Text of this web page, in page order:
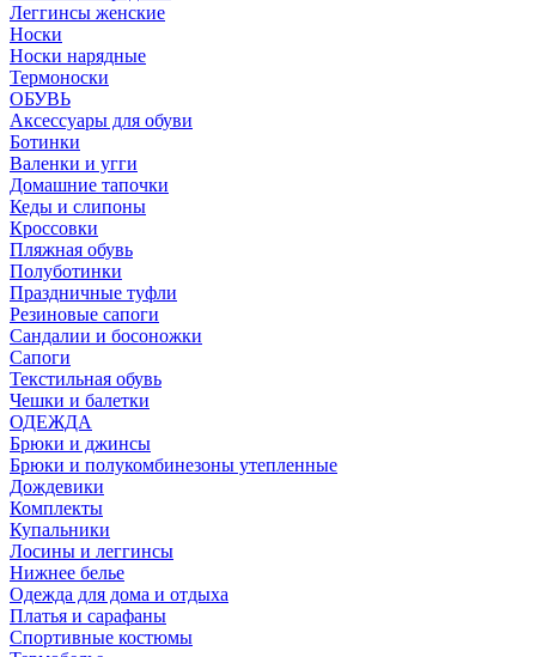
Леггинсы женские
Носки
Носки нарядные
Термоноски
ОБУВЬ
Аксессуары для обуви
Ботинки
Валенки и угги
Домашние тапочки
Кеды и слипоны
Кроссовки
Пляжная обувь
Полуботинки
Праздничные туфли
Резиновые сапоги
Сандалии и босоножки
Сапоги
Текстильная обувь
Чешки и балетки
ОДЕЖДА
Брюки и джинсы
Брюки и полукомбинезоны утепленные
Дождевики
Комплекты
Купальники
Лосины и леггинсы
Нижнее белье
Одежда для дома и отдыха
Платья и сарафаны
Спортивные костюмы